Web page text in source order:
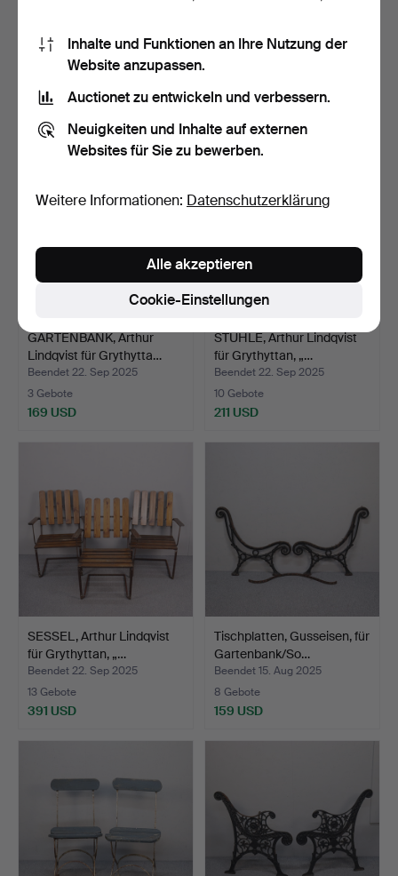
SESSEL, Arthur Lindqvist
für Grythyttan, „…
Beendet 3. Okt 2025
21 Gebote
BRAUEREISTÜHLE, 2
1 Gebot
GARTENBANK, Arthur
Lindqvist für Grythytta…
Beendet 22. Sep 2025
3 Gebote
169 USD
STÜHLE, Arthur Lindqvist
für Grythyttan, „…
Beendet 22. Sep 2025
10 Gebote
211 USD
SESSEL, Arthur Lindqvist
für Grythyttan, „…
Beendet 22. Sep 2025
13 Gebote
391 USD
Tischplatten, Gusseisen, für
Gartenbank/So…
Beendet 15. Aug 2025
8 Gebote
159 USD
Inhalte und Funktionen an Ihre Nutzung der
Website anzupassen.
Auctionet zu entwickeln und verbessern.
Neuigkeiten und Inhalte auf externen
Websites für Sie zu bewerben.
Weitere Informationen: Datenschutzerklärung
Cookie-Einstellungen
Alle akzeptieren